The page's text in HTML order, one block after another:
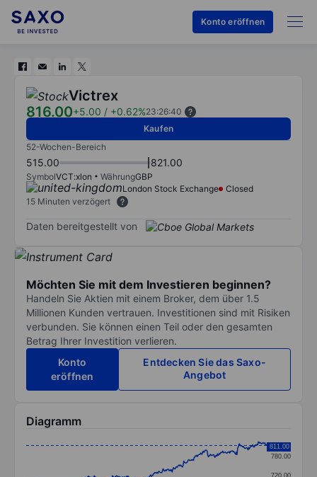
Konto eröffnen
Victrex
816.00+5.00 / +0.62%23:26:40
Kaufen
52-Wochen-Bereich
515.00 821.00
SymbolVCT:xlon WährungGBP
London Stock Exchange
Closed
15 Minuten verzögert
Daten bereitgestellt von
Möchten Sie mit dem Investieren beginnen?
Handeln Sie Aktien mit einem Broker, dem über 1.5
Millionen Kunden vertrauen. Investitionen sind mit Risiken
verbunden. Sie können einen Teil oder den gesamten
Betrag Ihrer Investition verlieren.
Konto
eröffnen
Entdecken Sie das Saxo-
Angebot
Diagramm
Line chart with 373 data points.
720.00
780.00
811.00